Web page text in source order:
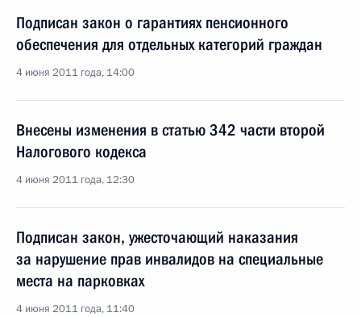
Подписан закон о гарантиях пенсионного
обеспечения для отдельных категорий граждан
4 июня 2011 года, 14:00
Внесены изменения в статью 342 части второй
Налогового кодекса
4 июня 2011 года, 12:30
Подписан закон, ужесточающий наказания
за нарушение прав инвалидов на специальные
места на парковках
4 июня 2011 года, 11:40